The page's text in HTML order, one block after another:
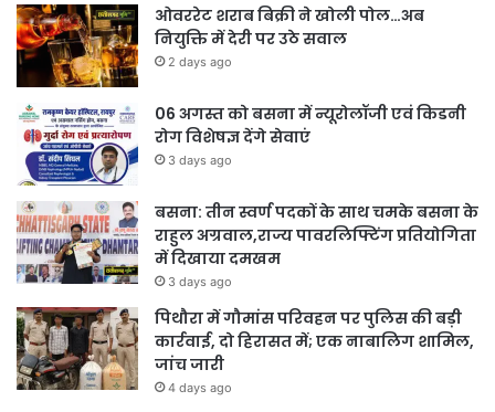
ओवररेट शराब बिक्री ने खोली पोल…अब
नियुक्ति में देरी पर उठे सवाल
2 days ago
06 अगस्त को बसना में न्यूरोलॉजी एवं किडनी
रोग विशेषज्ञ देंगे सेवाएं
3 days ago
बसना: तीन स्वर्ण पदकों के साथ चमके बसना के
राहुल अग्रवाल,राज्य पावरलिफ्टिंग प्रतियोगिता
में दिखाया दमखम
3 days ago
पिथौरा में गौमांस परिवहन पर पुलिस की बड़ी
कार्रवाई, दो हिरासत में; एक नाबालिग शामिल,
जांच जारी
4 days ago